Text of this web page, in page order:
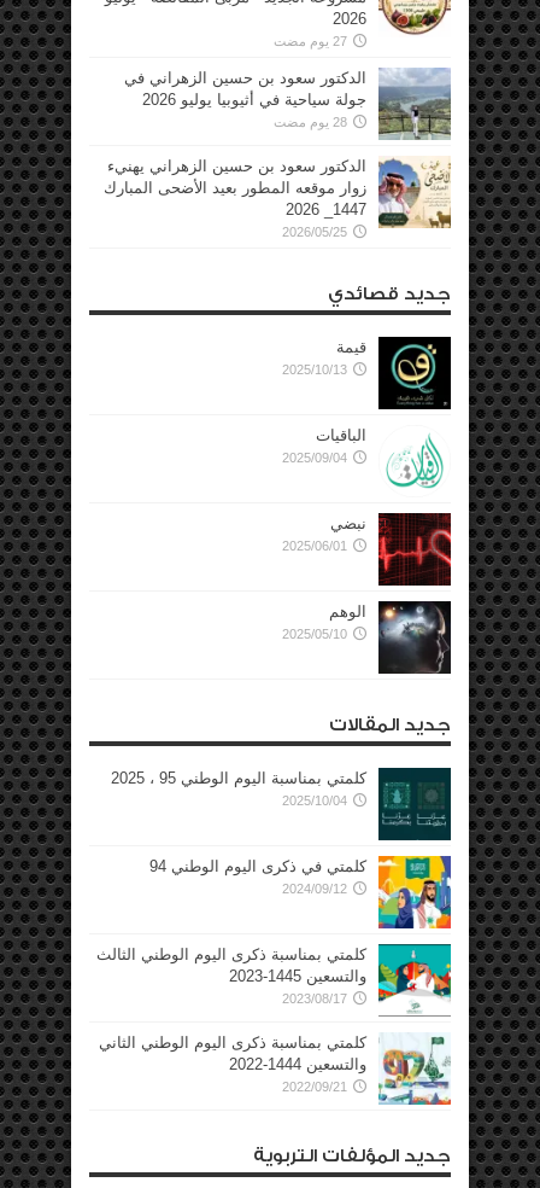
2026
27 يوم مضت
الدكتور سعود بن حسين الزهراني في
جولة سياحية في أثيوبيا يوليو 2026
28 يوم مضت
الدكتور سعود بن حسين الزهراني يهنيء
زوار موقعه المطور بعيد الأضحى المبارك
1447_ 2026
2026/05/25
جديد قصائدي
قيمة
2025/10/13
الباقيات
2025/09/04
نبضي
2025/06/01
الوهم
2025/05/10
جديد المقالات
كلمتي بمناسبة اليوم الوطني 95 ، 2025
2025/10/04
كلمتي في ذكرى اليوم الوطني 94
2024/09/12
كلمتي بمناسبة ذكرى اليوم الوطني الثالث
والتسعين 1445-2023
2023/08/17
كلمتي بمناسبة ذكرى اليوم الوطني الثاني
والتسعين 1444-2022
2022/09/21
جديد المؤلفات التربوية